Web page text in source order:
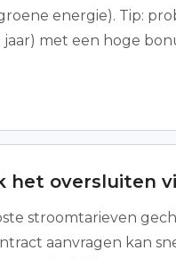
energie). Tip:
jaar) met een hoge
het oversluiten
stroomtarieven
aanvragen kan